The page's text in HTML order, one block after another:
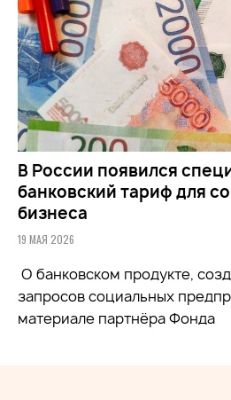
В России появился
банковский тариф для
бизнеса
19 МАЯ 2026
О банковском продукте,
запросов социальных
материале партнёра Фонда